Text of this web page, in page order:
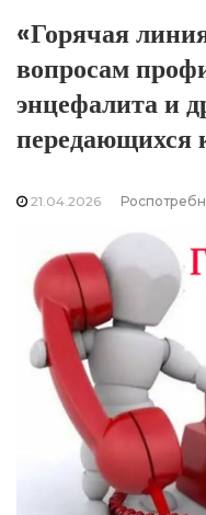
«Горячая
вопросам
энцефалита и
передающихся
21.04.2026